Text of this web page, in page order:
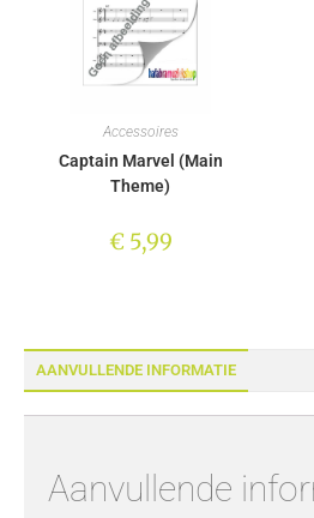
AANVULLENDE INFORMATIE
Aanvullende
Accessoires
Captain Marvel (Main
Theme)
€5,99